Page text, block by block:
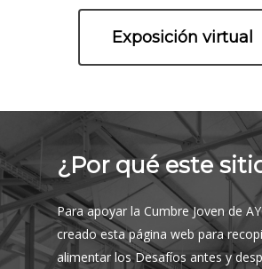
Exposición virtual
¿Por qué este
Para apoyar la Cumbre Joven de
creado esta página web para
alimentar los Desafíos antes y